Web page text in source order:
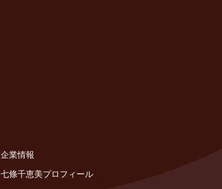
企業情報
七條千恵美プロフィール